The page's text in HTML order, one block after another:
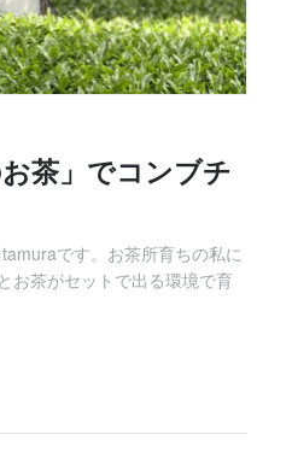
茶」でコンブチ
です。お茶所育ちの私に
お茶がセットで出る環境で育